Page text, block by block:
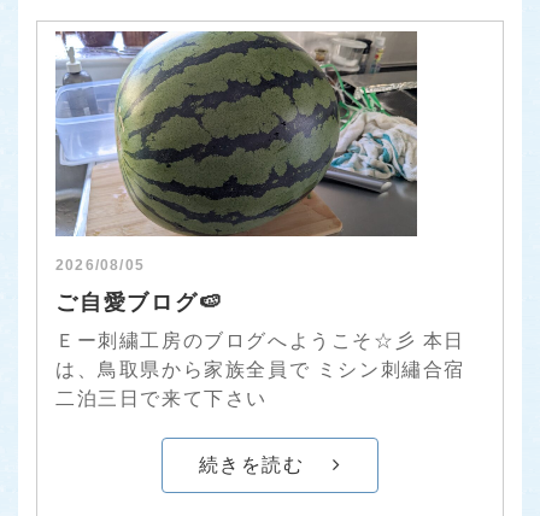
2026/08/05
ご自愛ブログ🍉
Ｅー刺繍工房のブログへようこそ☆彡 本日
は、鳥取県から家族全員で ミシン刺繡合宿
二泊三日で来て下さい
続きを読む